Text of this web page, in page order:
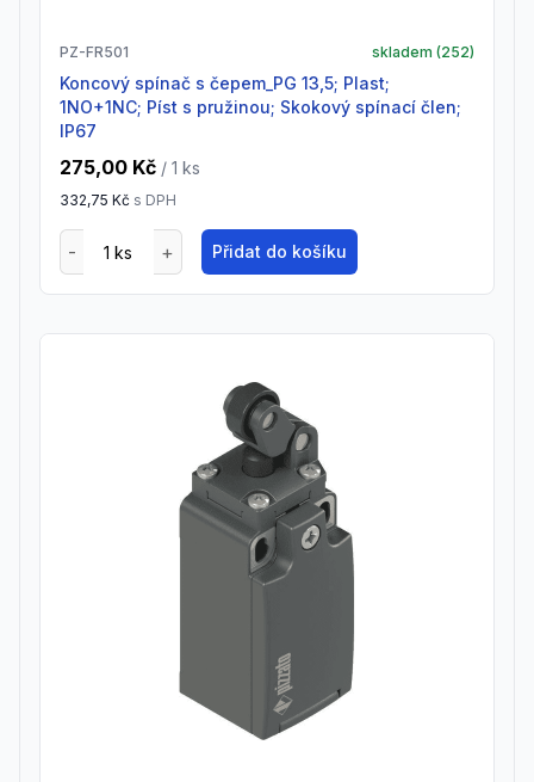
PZ-FR501 skladem (252)
Koncový spínač s čepem_PG 13,5; Plast;
1NO+1NC; Píst s pružinou; Skokový spínací člen;
IP67
275,00 Kč / 1 ks
332,75 Kč s DPH
Přidat do košíku